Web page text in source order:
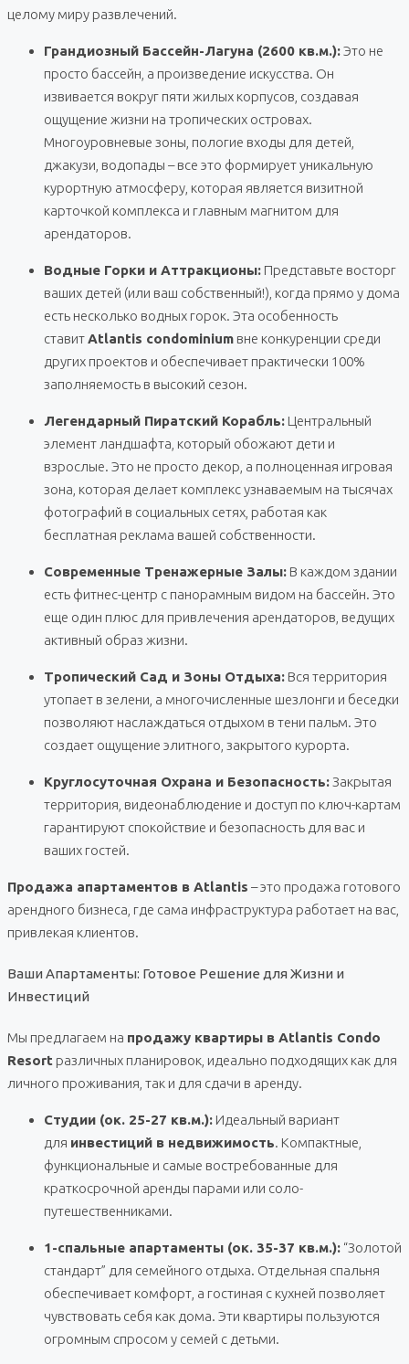
целому миру развлечений.
Грандиозный Бассейн-Лагуна (2600 кв.м.):Это не
просто бассейн, а произведение искусства. Он
извивается вокруг пяти жилых корпусов, создавая
ощущение жизни на тропических островах.
Многоуровневые зоны, пологие входы для детей,
джакузи, водопады – все это формирует уникальную
курортную атмосферу, которая является визитной
карточкой комплекса и главным магнитом для
арендаторов.
Водные Горки и Аттракционы: Представьте восторг
ваших детей (или ваш собственный!), когда прямо у дома
есть несколько водных горок. Эта особенность
ставитAtlantis condominium вне конкуренции среди
других проектов и обеспечивает практически 100%
заполняемость в высокий сезон.
Легендарный Пиратский Корабль: Центральный
элемент ландшафта, который обожают дети и
взрослые. Это не просто декор, а полноценная игровая
зона, которая делает комплекс узнаваемым на тысячах
фотографий в социальных сетях, работая как
бесплатная реклама вашей собственности.
Современные Тренажерные Залы: В каждом здании
есть фитнес-центр с панорамным видом на бассейн. Это
еще один плюс для привлечения арендаторов, ведущих
активный образ жизни.
Тропический Сад и Зоны Отдыха: Вся территория
утопает в зелени, а многочисленные шезлонги и беседки
позволяют наслаждаться отдыхом в тени пальм. Это
создает ощущение элитного, закрытого курорта.
Круглосуточная Охрана и Безопасность:Закрытая
территория, видеонаблюдение и доступ по ключ-картам
гарантируют спокойствие и безопасность для вас и
ваших гостей.
Продажа апартаментов в Atlantis – это продажа готового
арендного бизнеса, где сама инфраструктура работает на вас,
привлекая клиентов.
Ваши Апартаменты: Готовое Решение для Жизни и
Инвестиций
Мы предлагаем на продажу квартиры в Atlantis Condo
Resort различных планировок, идеально подходящих как для
личного проживания, так и для сдачи в аренду.
Студии (ок. 25-27 кв.м.): Идеальный вариант
для инвестиций в недвижимость. Компактные,
функциональные и самые востребованные для
краткосрочной аренды парами или соло-
путешественниками.
1-спальные апартаменты (ок. 35-37 кв.м.): “Золотой
стандарт” для семейного отдыха. Отдельная спальня
обеспечивает комфорт, а гостиная с кухней позволяет
чувствовать себя как дома. Эти квартиры пользуются
огромным спросом у семей с детьми.